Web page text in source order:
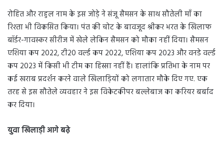
रोहित और राहुल नाम के इस जोड़े ने संजू सैमसन के साथ सौतेली माँ का
रिश्ता भी विकसित किया। पंत की चोट के बावजूद श्रीकर भरत के खिलाफ
बॉर्डर-गावस्कर सीरीज में खेले लेकिन सैमसन को मौका नहीं दिया। सैमसन
एशिया कप 2022, टी20 वर्ल्ड कप 2022, एशिया कप 2023 और वनडे वर्ल्ड
कप 2023 में किसी भी टीम का हिस्सा नहीं हैं। हालांकि प्रतिभा के नाम पर
कई खराब प्रदर्शन करने वाले खिलाड़ियों को लगातार मौके दिए गए. एक
तरह से इस सौतेले व्यवहार ने इस विकेटकीपर बल्लेबाज का करियर बर्बाद
कर दिया।
युवा खिलाड़ी आगे बढ़े